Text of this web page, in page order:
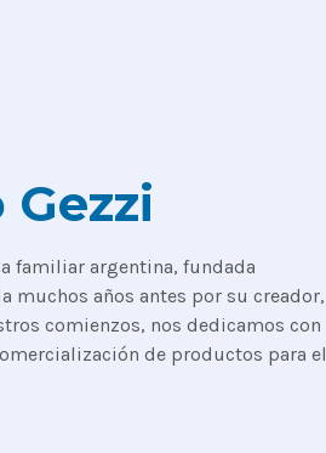
familiar argentina, fundada
muchos años antes por su creador,
comienzos, nos dedicamos con
de productos para el